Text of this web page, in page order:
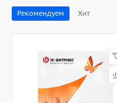
Рекомендуем Хит